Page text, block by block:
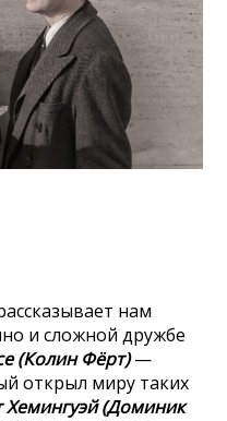
нам
и сложной дружбе
(Колин Фёрт)—
открыл миру таких
Хемингуэй (Доминик